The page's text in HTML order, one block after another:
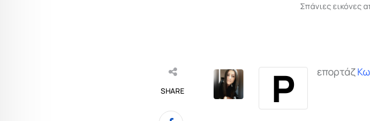
Σπάνιες εικόνες
SHARE Ρ επορτάζ